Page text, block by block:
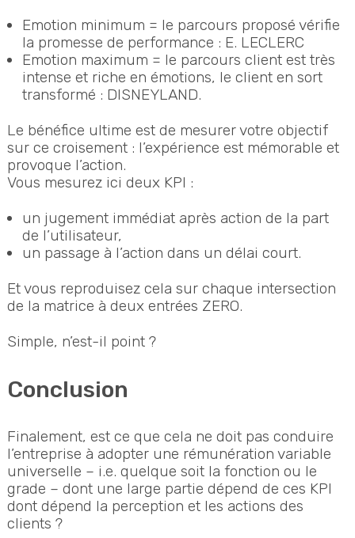
Emotion minimum = le parcours proposé vérifie
la promesse de performance : E. LECLERC
Emotion maximum = le parcours client est très
intense et riche en émotions, le client en sort
transformé : DISNEYLAND.
Le bénéfice ultime est de mesurer votre objectif
sur ce croisement : l’expérience est mémorable et
provoque l’action.
Vous mesurez ici deux KPI :
un jugement immédiat après action de la part
de l’utilisateur,
un passage à l’action dans un délai court.
Et vous reproduisez cela sur chaque intersection
de la matrice à deux entrées ZERO.
Simple, n’est-il point ?
Conclusion
Finalement, est ce que cela ne doit pas conduire
l’entreprise à adopter une rémunération variable
universelle – i.e. quelque soit la fonction ou le
grade – dont une large partie dépend de ces KPI
dont dépend la perception et les actions des
clients ?